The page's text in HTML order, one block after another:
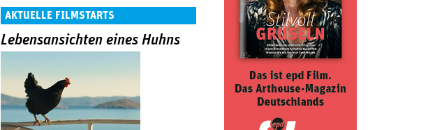
AKTUELLE FILMSTARTS
Lebensansichten eines Huhns